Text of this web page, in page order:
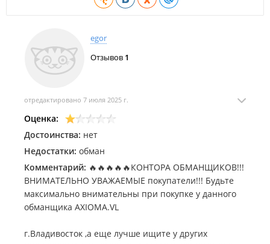
egor
Отзывов 1
отредактировано 7 июля 2025 г.
Оценка:
Достоинства: нет
Недостатки: обман
Комментарий: 🔥🔥🔥🔥🔥КОНТОРА ОБМАНЩИКОВ!!!
ВНИМАТЕЛЬНО УВАЖАЕМЫЕ покупатели!!! Будьте
максимально внимательны при покупке у данного
обманщика AXIOMA.VL
г.Владивосток ,а еще лучше ищите у других